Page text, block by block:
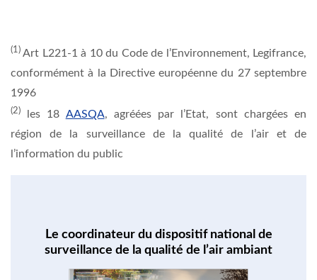
(1) Art L221-1 à 10 du Code de l’Environnement, Legifrance,
conformément à la Directive européenne du 27 septembre
1996
(2) les 18 AASQA, agréées par l’Etat, sont chargées en
région de la surveillance de la qualité de l’air et de
l’information du public
Le coordinateur du dispositif national de
surveillance de la qualité de l’air ambiant